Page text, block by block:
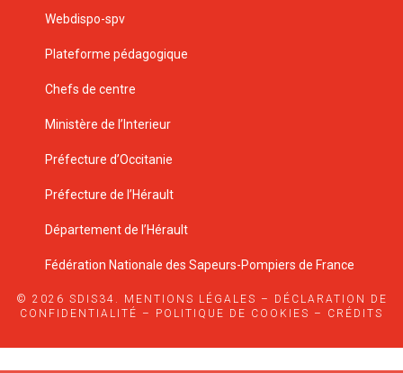
Webdispo-spv
Plateforme pédagogique
Chefs de centre
Ministère de l’Interieur
Préfecture d’Occitanie
Préfecture de l’Hérault
Département de l’Hérault
Fédération Nationale des Sapeurs-Pompiers de France
© 2026 SDIS34. MENTIONS LÉGALES –
DÉCLARATION DE
CONFIDENTIALITÉ – POLITIQUE DE COOKIES – CRÉDITS